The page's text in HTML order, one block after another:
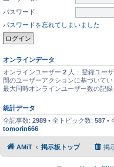
パスワード:
パスワードを忘れてしまいました
オンラインデータ
オンラインユーザー 2 人 :: 登録ユー
間のユーザーアクションに基づいてい
最大同時オンラインユーザー数の記録
統計データ
全記事数: 2989 • 全トピック数: 587 •
tomorin666
AMiT 掲示板トップ 掲